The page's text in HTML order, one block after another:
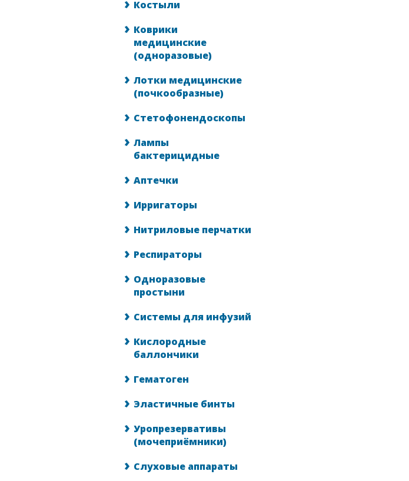
Костыли
Коврики
медицинские
(одноразовые)
Лотки медицинские
(почкообразные)
Стетофонендоскопы
Лампы
бактерицидные
Аптечки
Ирригаторы
Нитриловые перчатки
Респираторы
Одноразовые
простыни
Системы для инфузий
Кислородные
баллончики
Гематоген
Эластичные бинты
Уропрезервативы
(мочеприёмники)
Слуховые аппараты